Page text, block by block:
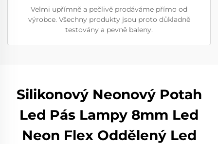
Velmi upřímně a pečlivě prodáváme přímo od
výrobce. Všechny produkty jsou proto důkladně
testovány a pevně baleny.
Silikonový Neonový Potah
Led Pás Lampy 8mm Led
Neon Flex Oddělený Led